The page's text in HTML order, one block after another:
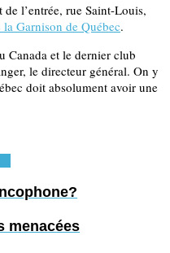
de l’entrée, rue Saint-Louis,
la Garnison de Québec.
Canada et le dernier club
le directeur général. On y
doit absolument avoir une
menacées